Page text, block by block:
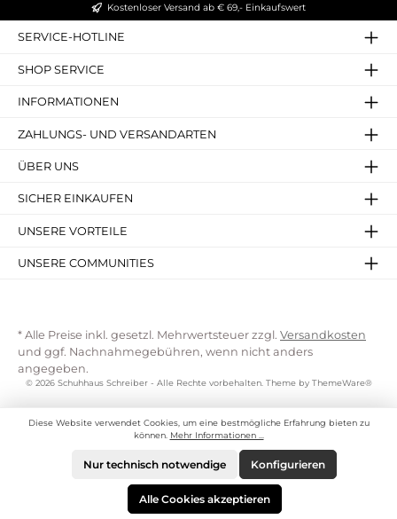
Kostenloser Versand ab € 69,- Einkaufswert
SERVICE-HOTLINE
SHOP SERVICE
INFORMATIONEN
ZAHLUNGS- UND VERSANDARTEN
ÜBER UNS
SICHER EINKAUFEN
UNSERE VORTEILE
UNSERE COMMUNITIES
* Alle Preise inkl. gesetzl. Mehrwertsteuer zzgl. Versandkosten
und ggf. Nachnahmegebühren, wenn nicht anders
angegeben.
© 2026 Schuhhaus Schreiber - Alle Rechte vorbehalten. Theme by ThemeWare®
Diese Website verwendet Cookies, um eine bestmögliche Erfahrung bieten zu
können. Mehr Informationen ...
Nur technisch notwendige Konfigurieren
Alle Cookies akzeptieren